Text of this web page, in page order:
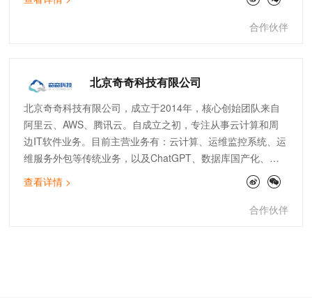
化运维等领域均有建树，已经成为全国上百家大型上市企业的
合作伙伴
北京奇奇科技有限公司
北京奇奇科技有限公司，成立于2014年，核心创始团队来自
阿里云、AWS、腾讯云。自成立之初，专注从事云计算和周
边IT软件业务。目前主营业务有：云计算、运维监控系统、运
维服务外包等传统业务，以及ChatGPT、数据库国产化、大
数据分析等创新业务。公司主打专业的顾问服务和技术支持能
力。服务了物流、金融、零售、电商、文娱、游戏等行业标杆
客户。团队架构全面，有大客户和电销团队、技术人员及架构
查看详情 >
合作伙伴